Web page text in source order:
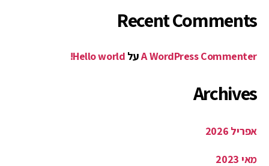
Recent Comments
A WordPress Commenterעל Hello world!
Archives
אפריל 2026
מאי 2023